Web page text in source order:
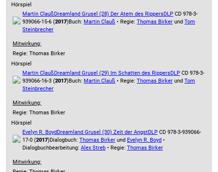
Hörspiel
Martin ClaußDreamland Grusel (28) Der Atem des RippersDLP CD 978-3-
939066-15-6 (2017)Buch: Martin Clauß • Regie: Thomas Birker und Tom
Steinbrecher
Mitwirkung:
Regie: Thomas Birker
Hörspiel
Martin ClaußDreamland Grusel (29) Im Schatten des RippersDLP CD 978-3-
939066-16-3 (2017)Buch: Martin Clauß • Regie: Thomas Birker und Tom
Steinbrecher
Mitwirkung:
Regie: Thomas Birker
Hörspiel
Evelyn R. BoydDreamland Grusel (30) Zeit der AngstDLP CD 978-3-939066-
17-0 (2017)Dialogbuch: Thomas Birker und Evelyn R. Boyd •
Dialogbuchbearbeitung: Alex Streb • Regie: Thomas Birker
Mitwirkung: